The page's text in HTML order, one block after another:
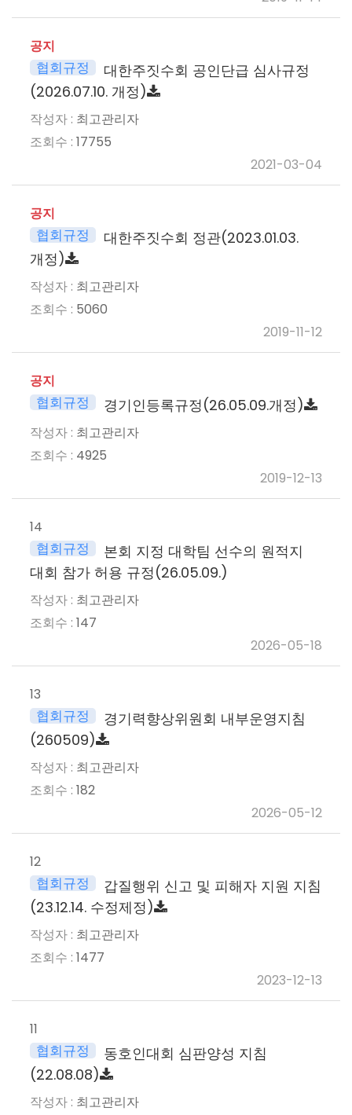
공지
협회규정
대한주짓수회 공인단급 심사규정
(2026.07.10. 개정)
최고관리자
17755
2021-03-04
공지
협회규정
대한주짓수회 정관(2023.01.03.
개정)
최고관리자
5060
2019-11-12
공지
협회규정 경기인등록규정(26.05.09.개정)
최고관리자
4925
2019-12-13
14
협회규정
본회 지정 대학팀 선수의 원적지
대회 참가 허용 규정(26.05.09.)
최고관리자
147
2026-05-18
13
협회규정
경기력향상위원회 내부운영지침
(260509)
최고관리자
182
2026-05-12
12
협회규정
갑질행위 신고 및 피해자 지원 지침
(23.12.14. 수정제정)
최고관리자
1477
2023-12-13
11
협회규정
동호인대회 심판양성 지침
(22.08.08)
최고관리자